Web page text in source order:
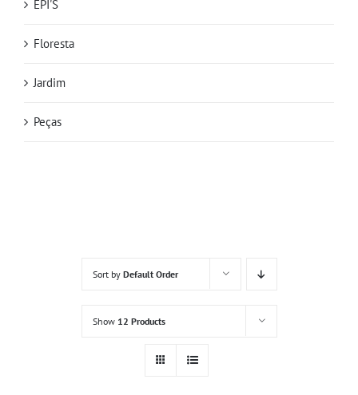
Sort by Default Order
Show 12 Products
EPI'S
Floresta
Jardim
Peças